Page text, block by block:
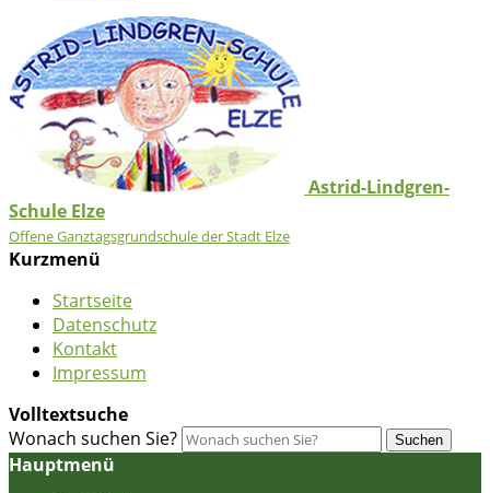
Astrid-Lindgren-
Schule Elze
Offene Ganztagsgrundschule der Stadt Elze
Kurzmenü
Startseite
Datenschutz
Kontakt
Impressum
Volltextsuche
Wonach suchen Sie?
Suchen
Hauptmenü